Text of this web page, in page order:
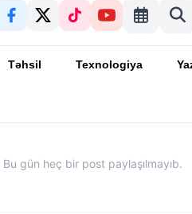
Təhsil Texnologiya
Bu gün heç bir post paylaşılmayıb.